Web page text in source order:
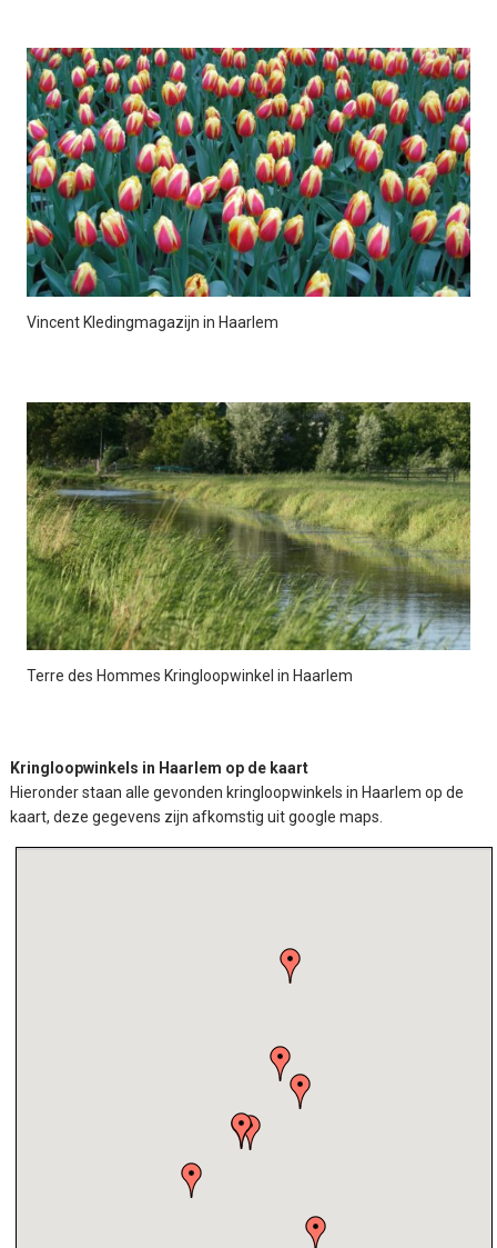
Vincent Kledingmagazijn in Haarlem
Terre des Hommes Kringloopwinkel in Haarlem
Kringloopwinkels in Haarlem op de kaart
Hieronder staan alle gevonden kringloopwinkels in Haarlem op de
kaart, deze gegevens zijn afkomstig uit google maps.